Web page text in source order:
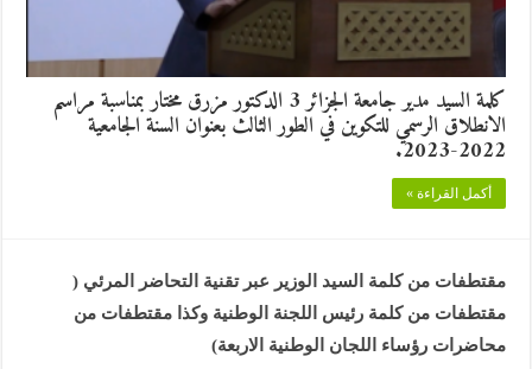
كلمة السيد مدير جامعة الجزائر 3 الدكتور مزرق مختار بمناسبة مراسم
الانطلاق الرسمي للتكوين في الطور الثالث بعنوان السنة الجامعية
2022-2023.
أكمل القراءة »
مقتطفات من كلمة السيد الوزير عبر تقنية التحاضر المرئي (
مقتطفات من كلمة رئيس اللجنة الوطنية وكذا مقتطفات من
محاضرات رؤساء اللجان الوطنية الاربعة)